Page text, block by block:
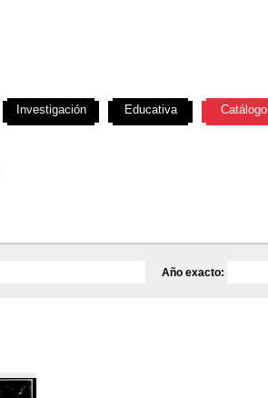
Año exacto:
Investigación Educativa Catálogo